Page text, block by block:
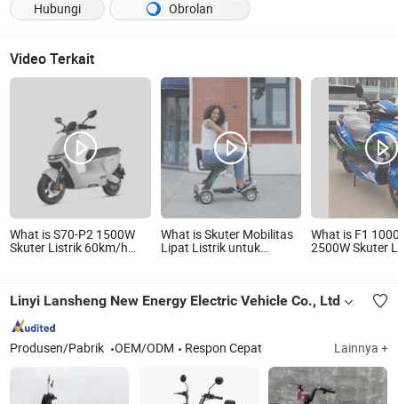
Hubungi
Obrolan
Video Terkait
What is S70-P2 1500W
Skuter Listrik 60km/h
What is Skuter Mobilitas
Lipat Listrik untuk
What is F1
2500W Skuter
Linyi Lansheng New Energy Electric Vehicle Co., Ltd
Produsen/Pabrik OEM/ODM Respon Cepat Lainnya +